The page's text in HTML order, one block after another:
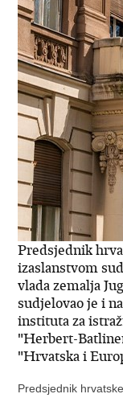
Predsjednik
izaslanstvom
vlada zemalja
sudjelovao je i
instituta za
"Herbert-
"Hrvatska i
Predsjednik